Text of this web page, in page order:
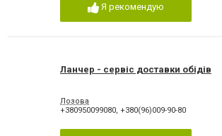
Я рекомендую
Ланчер - сервіс доставки обідів
Лозова
+380950099080, +380(96)009-90-80